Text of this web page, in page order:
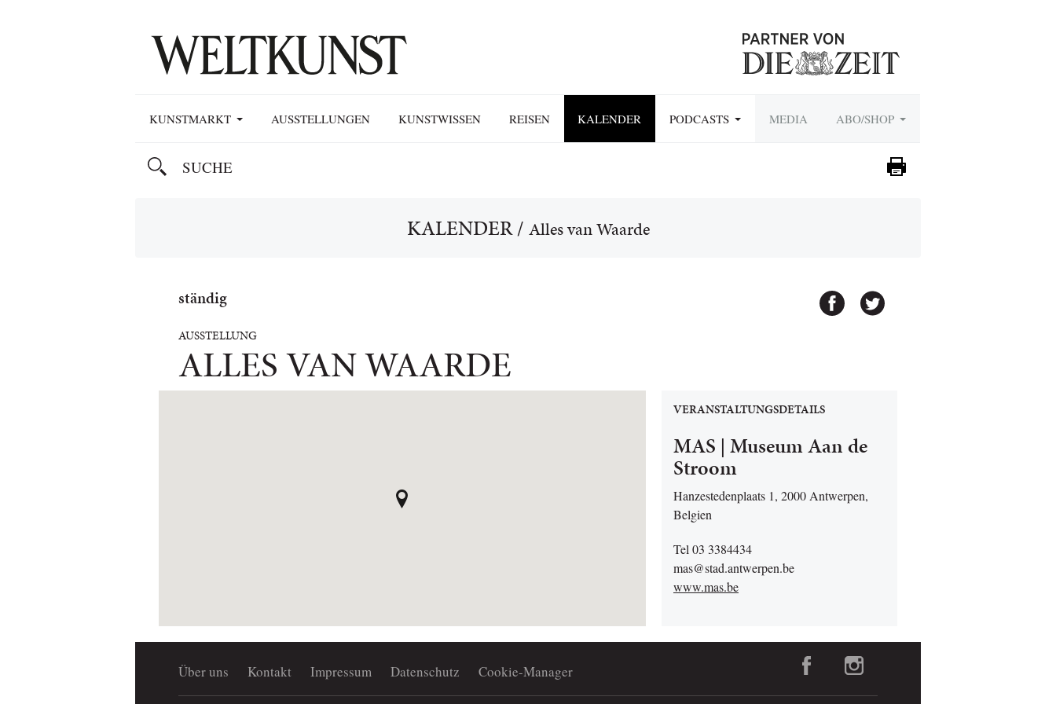
KUNSTMARKT AUSSTELLUNGEN KUNSTWISSEN REISEN KALENDER PODCASTS MEDIA ABO/SHOP
KALENDER/ Alles van Waarde
ständig
AUSSTELLUNG
ALLES VAN WAARDE
VERANSTALTUNGSDETAILS
MAS | Museum Aan de
Stroom
Hanzestedenplaats 1, 2000 Antwerpen,
Belgien
Tel 03 3384434
mas@stad.antwerpen.be
www.mas.be
Über uns Kontakt Impressum Datenschutz Cookie-Manager